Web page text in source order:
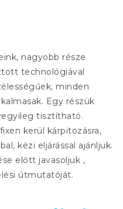
nagyobb része
technológiával
minden
Egy részük
tisztítható.
kerül kárpitozásra,
kézi eljárással ajánljuk.
előtt javasoljuk ,
útmutatóját.